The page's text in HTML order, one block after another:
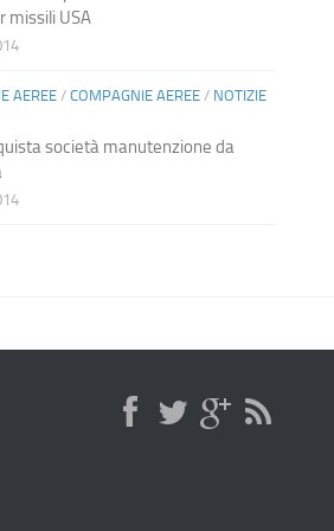
missili USA
AEREE/ COMPAGNIE AEREE/ NOTIZIE
società manutenzione da